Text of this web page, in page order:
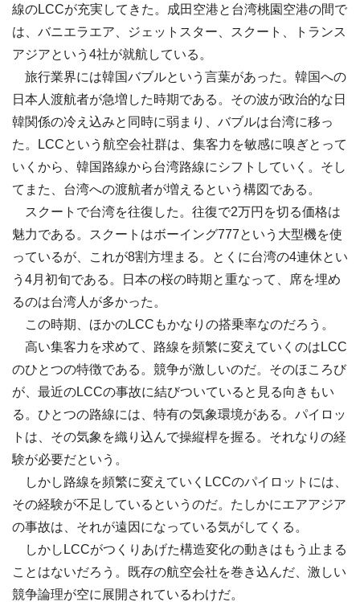
線のLCCが充実してきた。成田空港と台湾桃園空港の間で
は、バニエラエア、ジェットスター、スクート、トランス
アジアという4社が就航している。
旅行業界には韓国バブルという言葉があった。韓国への
日本人渡航者が急増した時期である。その波が政治的な日
韓関係の冷え込みと同時に弱まり、バブルは台湾に移っ
た。LCCという航空会社群は、集客力を敏感に嗅ぎとって
いくから、韓国路線から台湾路線にシフトしていく。そし
てまた、台湾への渡航者が増えるという構図である。
スクートで台湾を往復した。往復で2万円を切る価格は
魅力である。スクートはボーイング777という大型機を使
っているが、これが8割方埋まる。とくに台湾の4連休とい
う4月初旬である。日本の桜の時期と重なって、席を埋め
るのは台湾人が多かった。
この時期、ほかのLCCもかなりの搭乗率なのだろう。
高い集客力を求めて、路線を頻繁に変えていくのはLCC
のひとつの特徴である。競争が激しいのだ。そのほころび
が、最近のLCCの事故に結びついていると見る向きもい
る。ひとつの路線には、特有の気象環境がある。パイロッ
トは、その気象を織り込んで操縦桿を握る。それなりの経
験が必要だという。
しかし路線を頻繁に変えていくLCCのパイロットには、
その経験が不足しているというのだ。たしかにエアアジア
の事故は、それが遠因になっている気がしてくる。
しかしLCCがつくりあげた構造変化の動きはもう止まる
ことはないだろう。既存の航空会社を巻き込んだ、激しい
競争論理が空に展開されているわけだ。